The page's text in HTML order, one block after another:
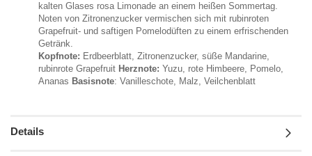
kalten Glases rosa Limonade an einem heißen Sommertag.
Noten von Zitronenzucker vermischen sich mit rubinroten
Grapefruit- und saftigen Pomelodüften zu einem erfrischenden
Getränk.
Kopfnote: Erdbeerblatt, Zitronenzucker, süße Mandarine,
rubinrote Grapefruit Herznote: Yuzu, rote Himbeere, Pomelo,
Ananas Basisnote: Vanilleschote, Malz, Veilchenblatt
Details